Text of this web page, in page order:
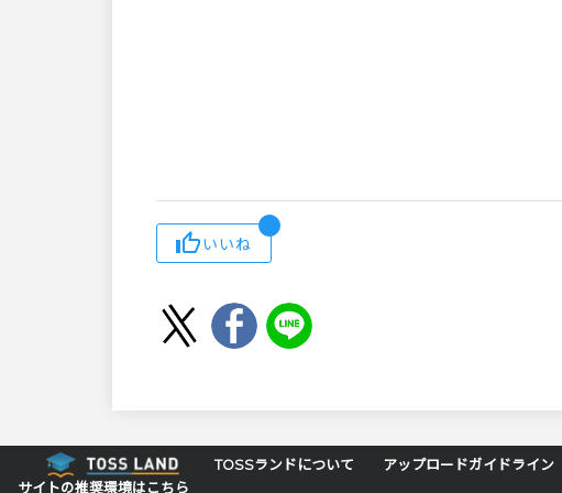
いいね
TOSSランドについて アップロードガイドライン
サイトの推奨環境はこちら